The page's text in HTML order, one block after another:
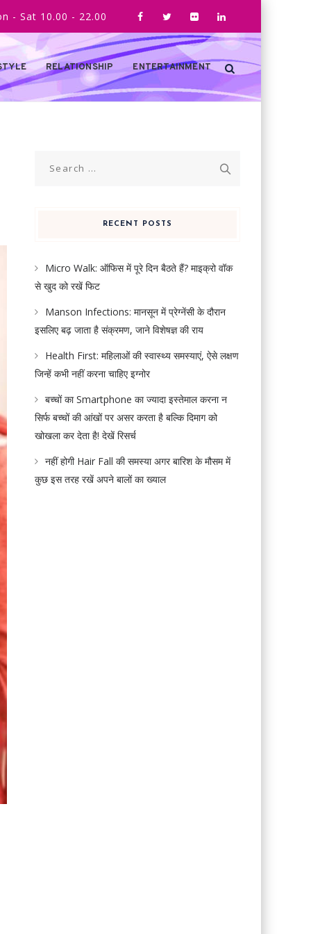
- Sat 10.00 - 22.00
RELATIONSHIP ENTERTAINMENT
RECENT POSTS
Micro Walk: ऑफिस में पूरे दिन बैठते हैं? माइक्रो वॉक
से खुद को रखें फिट
Manson Infections: मानसून में प्रेग्नेंसी के दौरान
इसलिए बढ़ जाता है संक्रमण, जाने विशेषज्ञ की राय
Health First: महिलाओं की स्वास्थ्य समस्याएं, ऐसे लक्षण
जिन्हें कभी नहीं करना चाहिए इग्नोर
बच्चों का Smartphone का ज्यादा इस्तेमाल करना न
सिर्फ बच्चों की आंखों पर असर करता है बल्कि दिमाग को
खोखला कर देता है! देखें रिसर्च
नहीं होगी Hair Fall की समस्या अगर बारिश के मौसम में
कुछ इस तरह रखें अपने बालों का ख्याल